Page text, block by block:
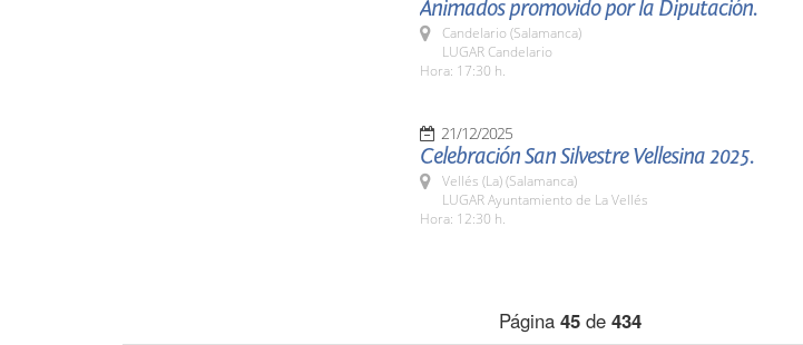
Animados promovido por la Diputación.
Candelario (Salamanca)
LUGAR Candelario
Hora: 17:30 h.
21/12/2025
Celebración San Silvestre Vellesina 2025.
Vellés (La) (Salamanca)
LUGAR Ayuntamiento de La Vellés
Hora: 12:30 h.
Página 45 de 434